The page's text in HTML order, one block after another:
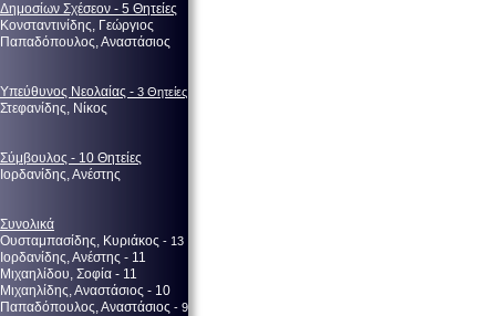
Δημοσίων Σχέσεον - 5 Θητείες
Κονσταντινίδης, Γεώργιος
Παπαδόπουλος, Αναστάσιος
Υπεύθυνος Νεολαίας - 3 Θητείες
Στεφανίδης, Νίκος
Σύμβουλος - 10 Θητείες
Ιορδανίδης, Ανέστης
Συνολικά
Ουσταμπασίδης, Κυριάκος - 13
Ιορδανίδης, Ανέστης - 11
Μιχαηλίδου, Σοφία - 11
Μιχαηλίδης, Αναστάσιος - 10
Παπαδόπουλος, Αναστάσιος - 9